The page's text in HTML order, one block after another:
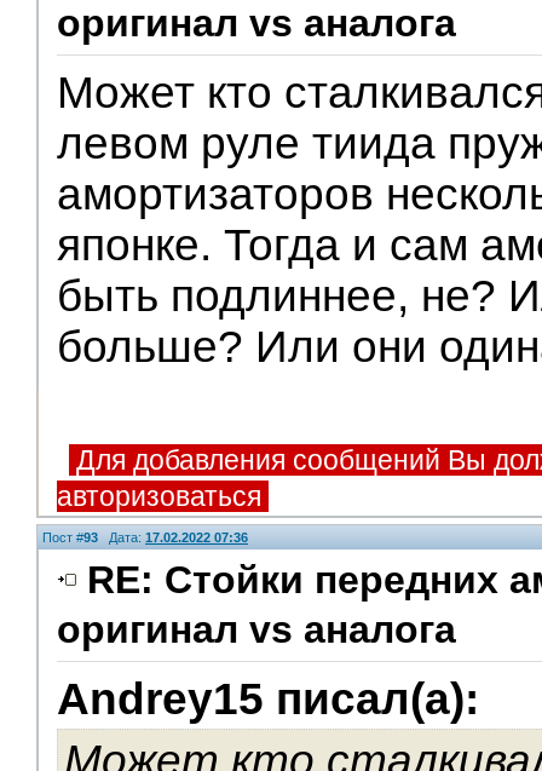
оригинал vs аналога
Может кто
левом руле тиида
амортизаторов
японке. Тогда и сам
быть подлиннее, не?
больше? Или они
Для добавления сообщений Вы
авторизоваться
Пост #93 Дата: 17.02.2022 07:36
RE: Стойки передних
оригинал vs аналога
Andrey15 писал(а):
Может кто